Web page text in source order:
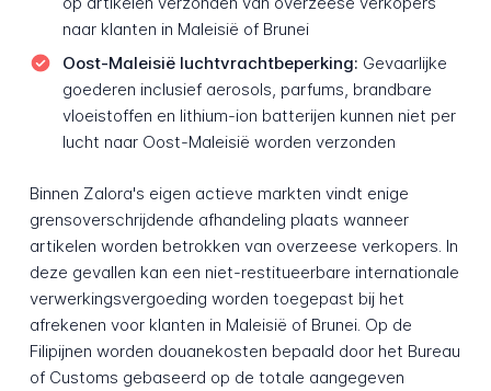
naar klanten in Maleisië of Brunei
Oost-Maleisië luchtvrachtbeperking: Gevaarlijke
goederen inclusief aerosols, parfums, brandbare
vloeistoffen en lithium-ion batterijen kunnen niet per
lucht naar Oost-Maleisië worden verzonden
Binnen Zalora's eigen actieve markten vindt enige
grensoverschrijdende afhandeling plaats wanneer
artikelen worden betrokken van overzeese verkopers. In
deze gevallen kan een niet-restitueerbare internationale
verwerkingsvergoeding worden toegepast bij het
afrekenen voor klanten in Maleisië of Brunei. Op de
Filipijnen worden douanekosten bepaald door het Bureau
of Customs gebaseerd op de totale aangegeven